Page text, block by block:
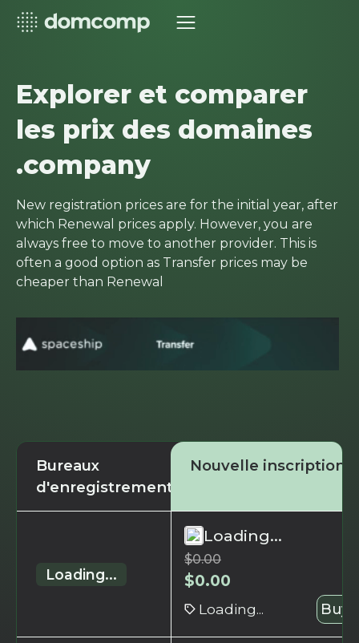
Explorer et comparer
les prix des domaines
.company
New registration prices are for the initial year, after
which Renewal prices apply. However, you are
always free to move to another provider. This is
often a good option as Transfer prices may be
cheaper than Renewal
Bureaux
d'enregistrement
Nouvelle inscription
Loading...
Loading...
$0.00
$0.00
Loading... Buy